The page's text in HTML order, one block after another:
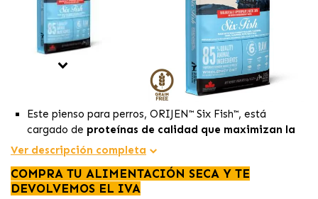
Este pienso para perros, ORIJEN™ Six Fish™, está
cargado de proteínas de calidad que maximizan la
nutrición.
85% de ingredientes de pescado de calidad,
proporciona proteínas, vitaminas y minerales esenciales.
El recubrimiento liofilizado de hígado añade un
Ver descripción completa
COMPRA TU ALIMENTACIÓN SECA Y TE
DEVOLVEMOS EL IVA